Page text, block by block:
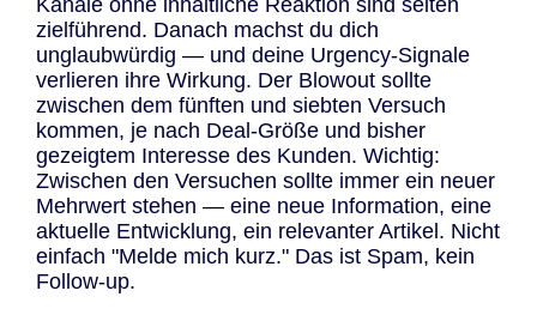
zielführend. Danach machst du dich
unglaubwürdig — und deine Urgency-Signale
verlieren ihre Wirkung. Der Blowout sollte
zwischen dem fünften und siebten Versuch
kommen, je nach Deal-Größe und bisher
gezeigtem Interesse des Kunden. Wichtig:
Zwischen den Versuchen sollte immer ein neuer
Mehrwert stehen — eine neue Information, eine
aktuelle Entwicklung, ein relevanter Artikel. Nicht
einfach "Melde mich kurz." Das ist Spam, kein
Follow-up.